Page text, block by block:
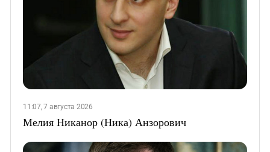
11:07, 7 августа 2026
Мелия Никанор (Ника) Анзорович